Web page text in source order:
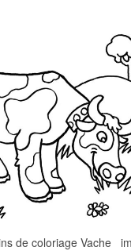
de coloriage Vache